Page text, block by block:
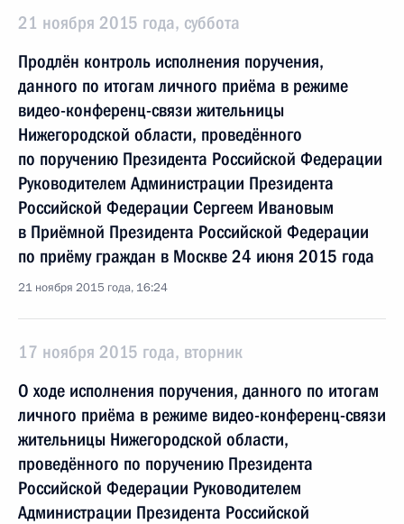
21 ноября 2015 года, суббота
Продлён контроль исполнения поручения,
данного по итогам личного приёма в режиме
видео-конференц-связи жительницы
Нижегородской области, проведённого
по поручению Президента Российской Федерации
Руководителем Администрации Президента
Российской Федерации Сергеем Ивановым
в Приёмной Президента Российской Федерации
по приёму граждан в Москве 24 июня 2015 года
21 ноября 2015 года, 16:24
17 ноября 2015 года, вторник
О ходе исполнения поручения, данного по итогам
личного приёма в режиме видео-конференц-связи
жительницы Нижегородской области,
проведённого по поручению Президента
Российской Федерации Руководителем
Администрации Президента Российской